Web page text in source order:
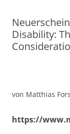
Disability:
von Matthias
https://